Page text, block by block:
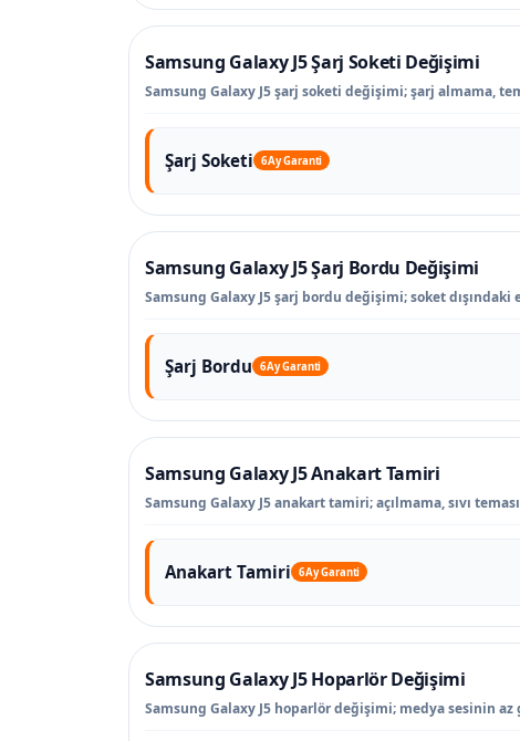
Samsung Galaxy J5 Şarj Soketi Değişimi
Samsung Galaxy J5 şarj soketi değişimi; şarj almama,
Şarj Soketi 6 Ay Garanti
Samsung Galaxy J5 Şarj Bordu Değişimi
Samsung Galaxy J5 şarj bordu değişimi; soket
Şarj Bordu 6 Ay Garanti
Samsung Galaxy J5 Anakart Tamiri
Samsung Galaxy J5 anakart tamiri; açılmama, sıvı
Anakart Tamiri 6 Ay Garanti
Samsung Galaxy J5 Hoparlör Değişimi
Samsung Galaxy J5 hoparlör değişimi; medya sesinin az